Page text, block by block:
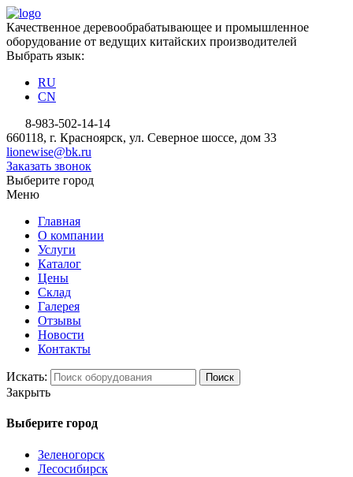
Качественное деревообрабатывающее и промышленное
оборудование от ведущих китайских производителей
Выбрать язык:
RU
CN
8-983-502-14-14
660118, г. Красноярск, ул. Северное шоссе, дом 33
lionewise@bk.ru
Заказать звонок
Выберите город
Меню
Главная
О компании
Услуги
Каталог
Цены
Склад
Галерея
Отзывы
Новости
Контакты
Искать: Поиск
Закрыть
Выберите город
Зеленогорск
Лесосибирск